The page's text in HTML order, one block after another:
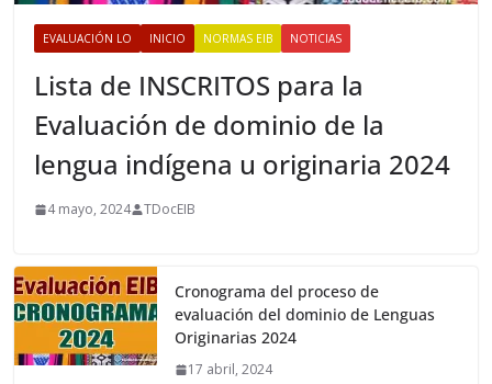
EVALUACIÓN LO INICIO NORMAS EIB NOTICIAS
Lista de INSCRITOS para la
Evaluación de dominio de la
lengua indígena u originaria 2024
4 mayo, 2024 TDocEIB
Cronograma del proceso de
evaluación del dominio de Lenguas
Originarias 2024
17 abril, 2024